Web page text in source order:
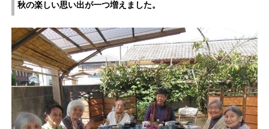
秋の楽しい思い出が一つ増えました。